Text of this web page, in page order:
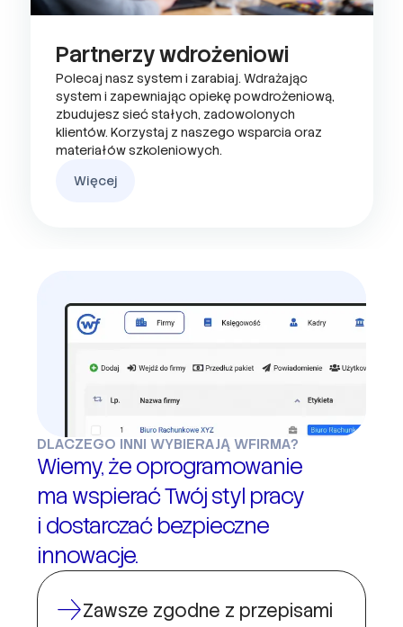
Partnerzy wdrożeniowi
Polecaj nasz system i zarabiaj. Wdrażając
system i zapewniając opiekę powdrożeniową,
zbudujesz sieć stałych, zadowolonych
klientów. Korzystaj z naszego wsparcia oraz
materiałów szkoleniowych.
Więcej
DLACZEGO INNI WYBIERAJĄ WFIRMA?
Wiemy, że oprogramowanie
ma wspierać Twój styl pracy
i dostarczać bezpieczne
innowacje.
Zawsze zgodne z przepisami